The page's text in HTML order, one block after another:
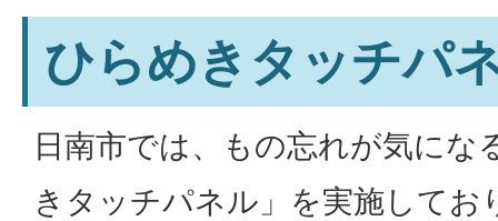
ひらめきタッチパ
日南市では、もの忘れが気にな
きタッチパネル」を実施してお